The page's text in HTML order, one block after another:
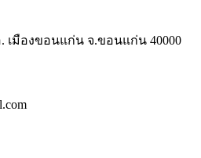
เมืองขอนแก่น จ.ขอนแก่น 40000